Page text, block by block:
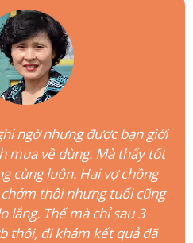
ngờ nhưng được bạn giới
mua về dùng. Mà thấy tốt
cùng luôn. Hai vợ chồng
thôi nhưng tuổi cũng
lắng. Thế mà chỉ sau 3
thôi, đi khám kết quả đã